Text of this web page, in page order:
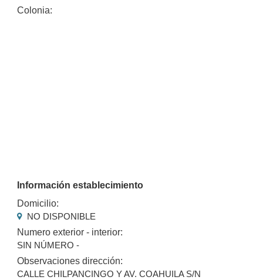
Colonia:
Información establecimiento
Domicilio:
NO DISPONIBLE
Numero exterior - interior:
SIN NÚMERO -
Observaciones dirección:
CALLE CHILPANCINGO Y AV. COAHUILA S/N